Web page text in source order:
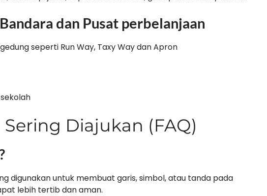
dan Pusat perbelanjaan
seperti Run Way, Taxy Way dan Apron
Diajukan (FAQ)
digunakan untuk membuat garis, simbol, atau tanda pada
lebih tertib dan aman.